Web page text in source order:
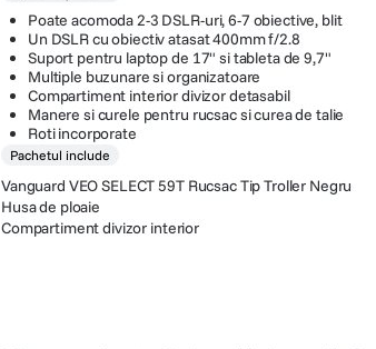
Poate acomoda 2-3 DSLR-uri, 6-7 obiective, blit
Un DSLR cu obiectiv atasat 400mm f/2.8
Suport pentru laptop de 17" si tableta de 9,7"
Multiple buzunare si organizatoare
Compartiment interior divizor detasabil
Manere si curele pentru rucsac si curea de talie
Roti incorporate
Pachetul include
Vanguard VEO SELECT 59T Rucsac Tip Troller Negru
Husa de ploaie
Compartiment divizor interior